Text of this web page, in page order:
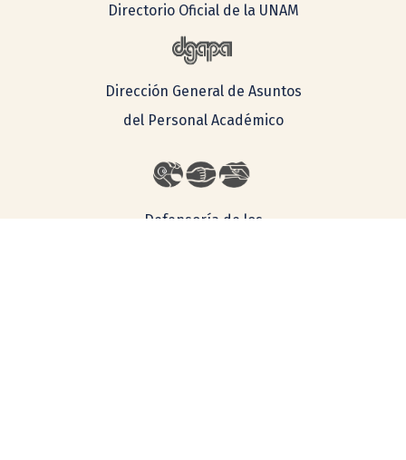
Directorio Oficial de la UNAM
Dirección General de Asuntos
del Personal Académico
Defensoría de los